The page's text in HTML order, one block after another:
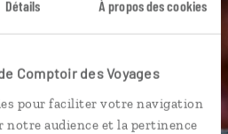
Détails À propos des cookies
Comptoir des Voyages
pour faciliter votre navigation
audience et la pertinence
Bombay Dabbawallah
Calicut Côte de Malabar
Bangalore